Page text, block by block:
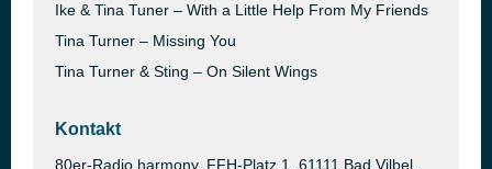
Ike & Tina Tuner – With a Little Help From My Friends
Tina Turner – Missing You
Tina Turner & Sting – On Silent Wings
Kontakt
80er-Radio harmony, FFH-Platz 1, 61111 Bad Vilbel,